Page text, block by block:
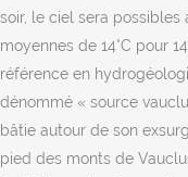
soir, le ciel sera
moyennes de 14°C pour
référence en
dénommé « source
bâtie autour de son
pied des monts de